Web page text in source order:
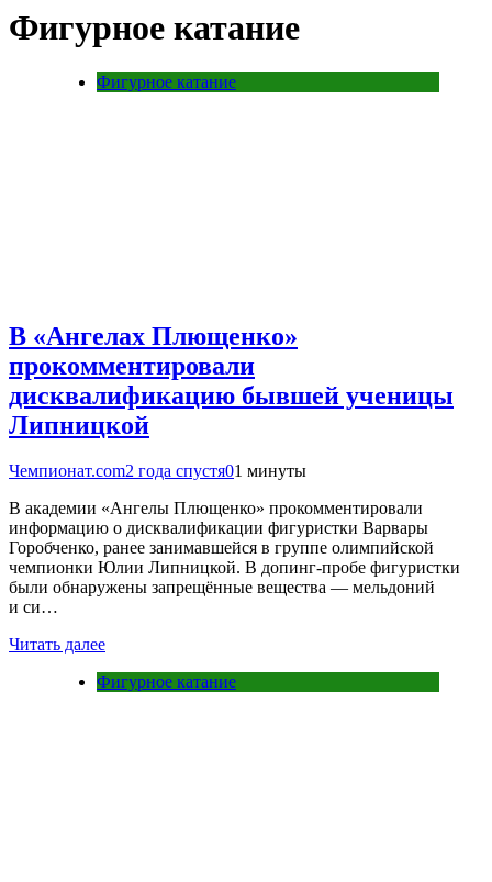
Фигурное катание
Фигурное катание
В «Ангелах Плющенко»
прокомментировали
дисквалификацию бывшей ученицы
Липницкой
Чемпионат.com2 года спустя01 минуты
В академии «Ангелы Плющенко» прокомментировали
информацию о дисквалификации фигуристки Варвары
Горобченко, ранее занимавшейся в группе олимпийской
чемпионки Юлии Липницкой. В допинг-пробе фигуристки
были обнаружены запрещённые вещества — мельдоний
и си…
Читать далее
Фигурное катание